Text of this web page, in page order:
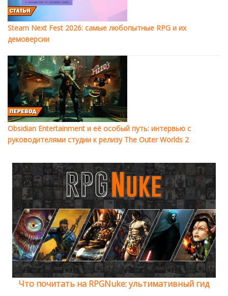
Steam Next Fest 2026: самые любопытные RPG и их
демоверсии
Obsidian Entertainment и её особый путь: интервью с
руководителями студии к релизу The Outer Worlds 2
Что почитать на RPGNuke: ультимативный гид